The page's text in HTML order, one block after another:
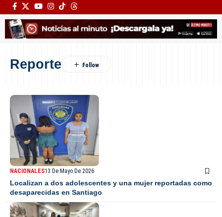
Reporte
NACIONALES13 De Mayo De 2026
Localizan a dos adolescentes y una mujer reportadas como
desaparecidas en Santiago